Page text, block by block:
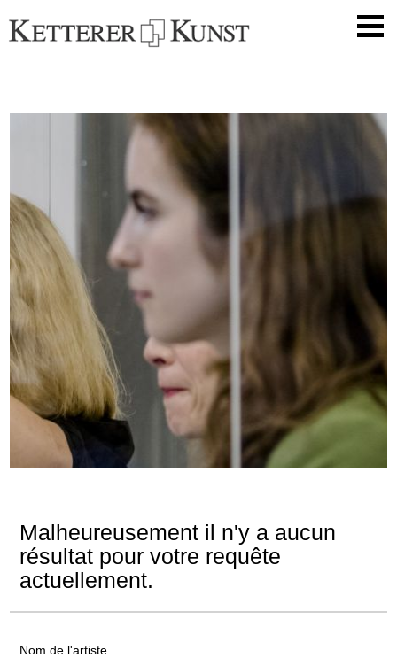
Malheureusement il n'y a aucun
résultat pour votre requête
actuellement.
Nom de l'artiste